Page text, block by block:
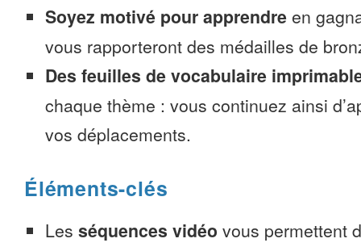
Soyez motivé pour apprendre en
vous rapporteront des médailles de
Des feuilles de vocabulaire
chaque thème : vous continuez ainsi
vos déplacements.
Éléments-clés
Les séquences vidéo vous permettent